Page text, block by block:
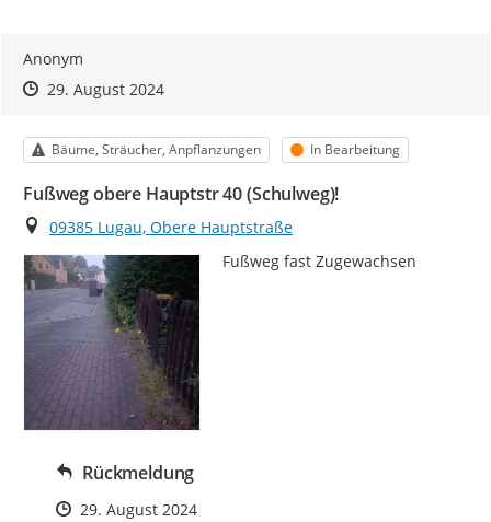
Anonym
Zeitpunkt des Erstellens
Zeitpunkt des Erstellens
29. August 2024Zur Äußerung
Kategorie
Bäume, Sträucher, Anpflanzungen Status
In Bearbeitung
Fußweg obere Hauptstr 40 (Schulweg)!
Ort
09385 Lugau, Obere Hauptstraße
Fußweg fast Zugewachsen
Rückmeldung
Zeitpunkt des Erstellens
29. August 2024